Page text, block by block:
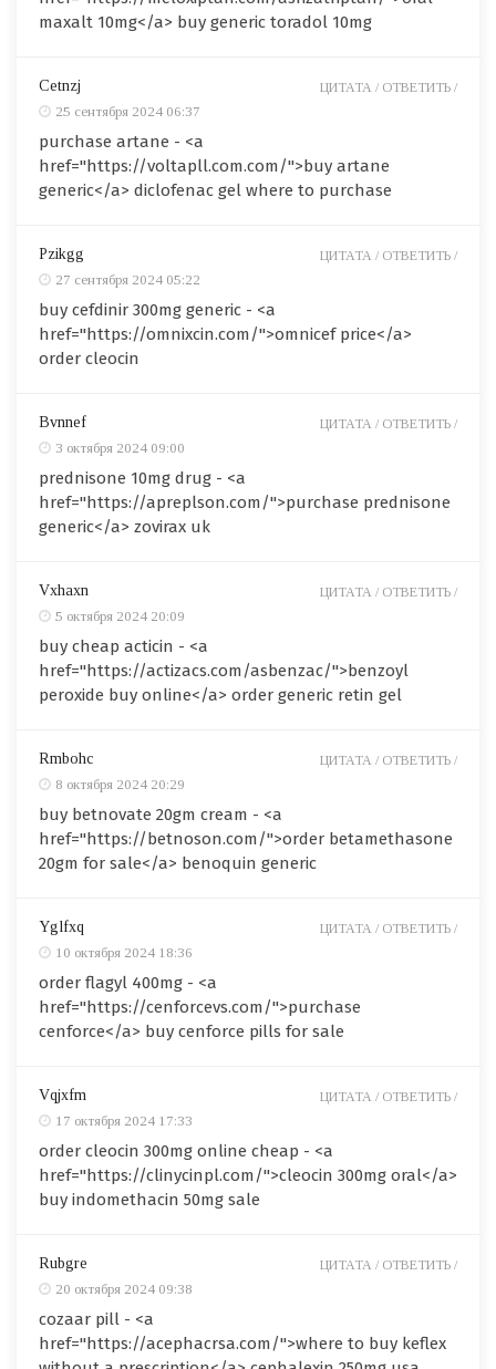
maxalt 10mg</a> buy generic toradol 10mg
Cetnzj
25 сентября 2024 06:37
purchase artane - <a
href="https://voltapll.com.com/">buy artane
generic</a> diclofenac gel where to purchase
ЦИТАТА / ОТВЕТИТЬ /
Pzikgg
27 сентября 2024 05:22
buy cefdinir 300mg generic - <a
href="https://omnixcin.com/">omnicef price</a>
order cleocin
ЦИТАТА / ОТВЕТИТЬ /
Bvnnef
3 октября 2024 09:00
prednisone 10mg drug - <a
href="https://apreplson.com/">purchase prednisone
generic</a> zovirax uk
ЦИТАТА / ОТВЕТИТЬ /
Vxhaxn
5 октября 2024 20:09
buy cheap acticin - <a
href="https://actizacs.com/asbenzac/">benzoyl
peroxide buy online</a> order generic retin gel
ЦИТАТА / ОТВЕТИТЬ /
Rmbohc
8 октября 2024 20:29
buy betnovate 20gm cream - <a
href="https://betnoson.com/">order betamethasone
20gm for sale</a> benoquin generic
ЦИТАТА / ОТВЕТИТЬ /
Yglfxq
10 октября 2024 18:36
order flagyl 400mg - <a
href="https://cenforcevs.com/">purchase
cenforce</a> buy cenforce pills for sale
ЦИТАТА / ОТВЕТИТЬ /
Vqjxfm
17 октября 2024 17:33
order cleocin 300mg online cheap - <a
href="https://clinycinpl.com/">cleocin 300mg oral</a>
buy indomethacin 50mg sale
ЦИТАТА / ОТВЕТИТЬ /
Rubgre
20 октября 2024 09:38
cozaar pill - <a
href="https://acephacrsa.com/">where to buy keflex
ЦИТАТА / ОТВЕТИТЬ /